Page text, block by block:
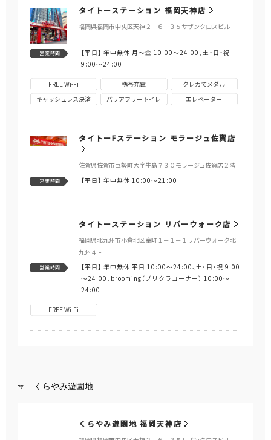
タイトーステーション 福岡天神店
福岡県福岡市中央区天神２ー６ー３５サザンクロスビル
営業時間 【平日】年中無休 月～金 10:00～24:00、土・日・祝
9:00～24:00
FREE Wi-Fi 携帯充電
クレカでメダル
キャッシュレス決済
バリアフリートイレ エレベーター
タイトーFステーション モラージュ佐賀店
佐賀県佐賀市巨勢町大字牛島７３０モラージュ佐賀店２階
営業時間 【平日】年中無休 10:00～21:00
タイトーステーション リバーウォーク店
福岡県北九州市小倉北区室町１－１－１リバーウォーク北
九州４Ｆ
営業時間 【平日】年中無休 平日 10:00～24:00、土･日･祝 9:00
～24:00、brooming（プリクラコーナー） 10:00～
24:00
FREE Wi-Fi
くらやみ遊園地
くらやみ遊園地 福岡天神店